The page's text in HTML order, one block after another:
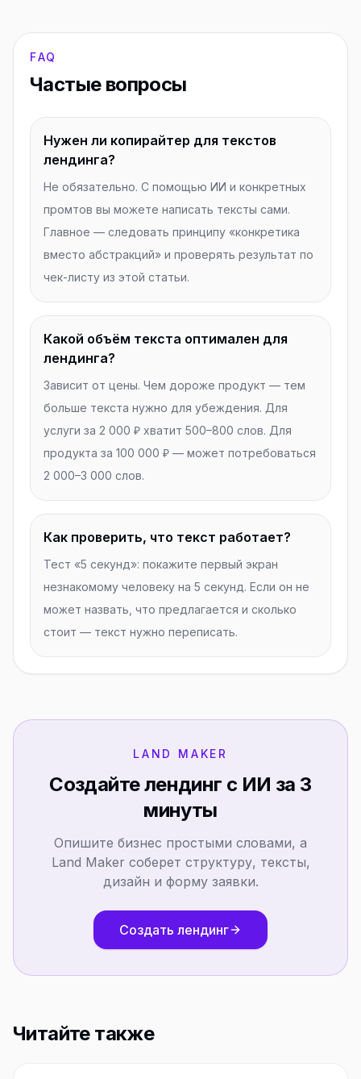
FAQ
Частые вопросы
Нужен ли копирайтер для текстов
лендинга?
Не обязательно. С помощью ИИ и конкретных
промтов вы можете написать тексты сами.
Главное — следовать принципу «конкретика
вместо абстракций» и проверять результат по
чек-листу из этой статьи.
Какой объём текста оптимален для
лендинга?
Зависит от цены. Чем дороже продукт — тем
больше текста нужно для убеждения. Для
услуги за 2 000 ₽ хватит 500–800 слов. Для
продукта за 100 000 ₽ — может потребоваться
2 000–3 000 слов.
Как проверить, что текст работает?
Тест «5 секунд»: покажите первый экран
незнакомому человеку на 5 секунд. Если он не
может назвать, что предлагается и сколько
стоит — текст нужно переписать.
LAND MAKER
Создайте лендинг с ИИ за 3
минуты
Опишите бизнес простыми словами, а
Land Maker соберет структуру, тексты,
дизайн и форму заявки.
Создать лендинг
Читайте также